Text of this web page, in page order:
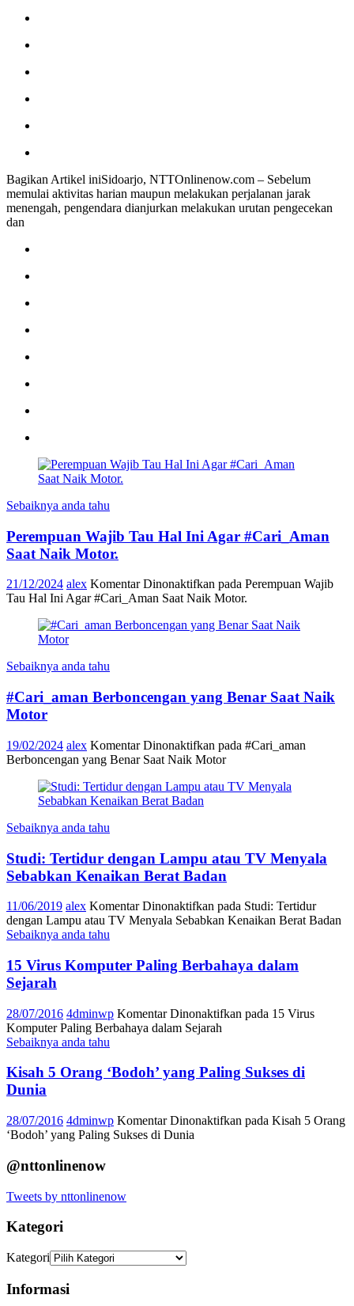
Bagikan Artikel iniSidoarjo, NTTOnlinenow.com – Sebelum
memulai aktivitas harian maupun melakukan perjalanan jarak
menengah, pengendara dianjurkan melakukan urutan pengecekan
dan
Sebaiknya anda tahu
Perempuan Wajib Tau Hal Ini Agar #Cari_Aman
Saat Naik Motor.
21/12/2024 alex Komentar Dinonaktifkan pada Perempuan Wajib
Tau Hal Ini Agar #Cari_Aman Saat Naik Motor.
Sebaiknya anda tahu
#Cari_aman Berboncengan yang Benar Saat Naik
Motor
19/02/2024 alex Komentar Dinonaktifkan pada #Cari_aman
Berboncengan yang Benar Saat Naik Motor
Sebaiknya anda tahu
Studi: Tertidur dengan Lampu atau TV Menyala
Sebabkan Kenaikan Berat Badan
11/06/2019 alex Komentar Dinonaktifkan pada Studi: Tertidur
dengan Lampu atau TV Menyala Sebabkan Kenaikan Berat Badan
Sebaiknya anda tahu
15 Virus Komputer Paling Berbahaya dalam
Sejarah
28/07/2016 4dminwp Komentar Dinonaktifkan pada 15 Virus
Komputer Paling Berbahaya dalam Sejarah
Sebaiknya anda tahu
Kisah 5 Orang ‘Bodoh’ yang Paling Sukses di
Dunia
28/07/2016 4dminwp Komentar Dinonaktifkan pada Kisah 5 Orang
‘Bodoh’ yang Paling Sukses di Dunia
@nttonlinenow
Tweets by nttonlinenow
Kategori
Kategori
Informasi